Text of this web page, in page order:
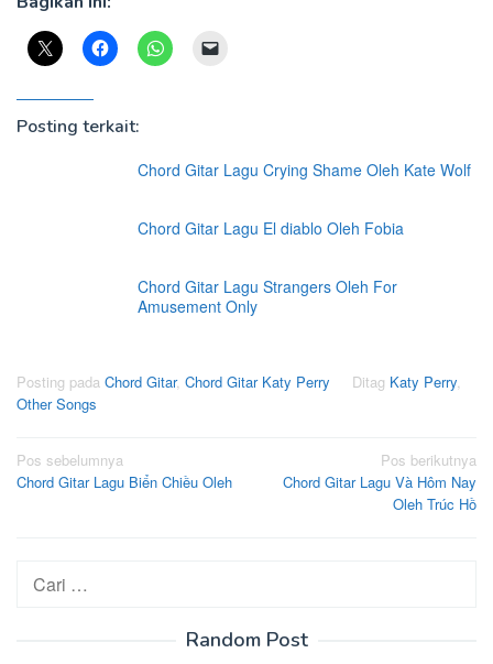
Posting terkait:
Chord Gitar Lagu Crying Shame Oleh Kate Wolf
Chord Gitar Lagu El diablo Oleh Fobia
Chord Gitar Lagu Strangers Oleh For
Amusement Only
Posting pada Chord Gitar, Chord Gitar Katy Perry Ditag Katy Perry,
Other Songs
Navigasi
pos
Pos sebelumnya
Chord Gitar Lagu Biển Chiều Oleh
Pos berikutnya
Chord Gitar Lagu Và Hôm Nay
Oleh Trúc Hồ
Cari
untuk:
Random Post